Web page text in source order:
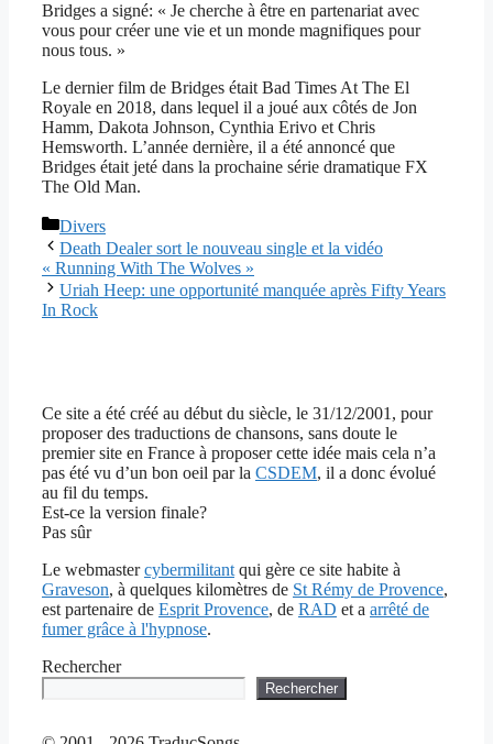
Bridges a signé: « Je cherche à être en partenariat avec
vous pour créer une vie et un monde magnifiques pour
nous tous. »
Le dernier film de Bridges était Bad Times At The El
Royale en 2018, dans lequel il a joué aux côtés de Jon
Hamm, Dakota Johnson, Cynthia Erivo et Chris
Hemsworth. L’année dernière, il a été annoncé que
Bridges était jeté dans la prochaine série dramatique FX
The Old Man.
Catégories
Divers
Death Dealer sort le nouveau single et la vidéo
« Running With The Wolves »
Uriah Heep: une opportunité manquée après Fifty Years
In Rock
Ce site a été créé au début du siècle, le 31/12/2001, pour
proposer des traductions de chansons, sans doute le
premier site en France à proposer cette idée mais cela n’a
pas été vu d’un bon oeil par la CSDEM, il a donc évolué
au fil du temps.
Est-ce la version finale?
Pas sûr
Le webmastercybermilitant qui gère ce site habite à
Graveson, à quelques kilomètres de St Rémy de Provence,
est partenaire de Esprit Provence, de RAD et a arrêté de
fumer grâce à l'hypnose.
Rechercher
Rechercher